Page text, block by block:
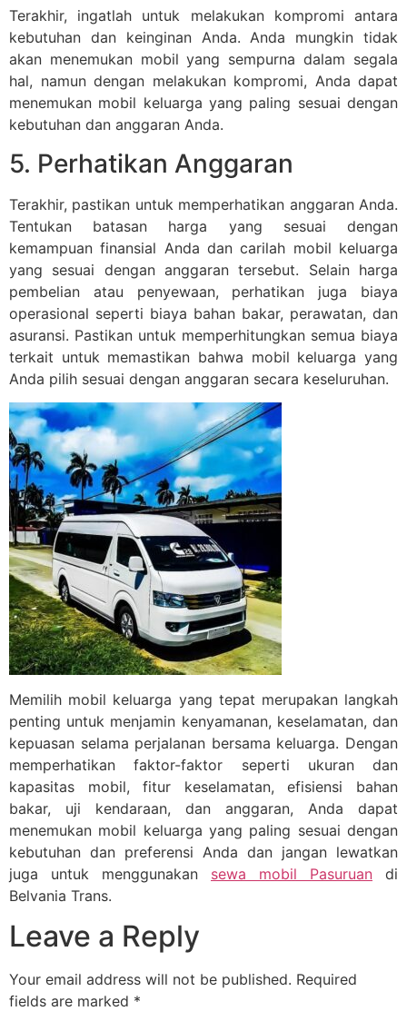
Terakhir, ingatlah untuk melakukan kompromi antara
kebutuhan dan keinginan Anda. Anda mungkin tidak
akan menemukan mobil yang sempurna dalam segala
hal, namun dengan melakukan kompromi, Anda dapat
menemukan mobil keluarga yang paling sesuai dengan
kebutuhan dan anggaran Anda.
5. Perhatikan Anggaran
Terakhir, pastikan untuk memperhatikan anggaran Anda.
Tentukan batasan harga yang sesuai dengan
kemampuan finansial Anda dan carilah mobil keluarga
yang sesuai dengan anggaran tersebut. Selain harga
pembelian atau penyewaan, perhatikan juga biaya
operasional seperti biaya bahan bakar, perawatan, dan
asuransi. Pastikan untuk memperhitungkan semua biaya
terkait untuk memastikan bahwa mobil keluarga yang
Anda pilih sesuai dengan anggaran secara keseluruhan.
Memilih mobil keluarga yang tepat merupakan langkah
penting untuk menjamin kenyamanan, keselamatan, dan
kepuasan selama perjalanan bersama keluarga. Dengan
memperhatikan faktor-faktor seperti ukuran dan
kapasitas mobil, fitur keselamatan, efisiensi bahan
bakar, uji kendaraan, dan anggaran, Anda dapat
menemukan mobil keluarga yang paling sesuai dengan
kebutuhan dan preferensi Anda dan jangan lewatkan
juga untuk menggunakan sewa mobil Pasuruan di
Belvania Trans.
Leave a Reply
Your email address will not be published. Required
fields are marked *